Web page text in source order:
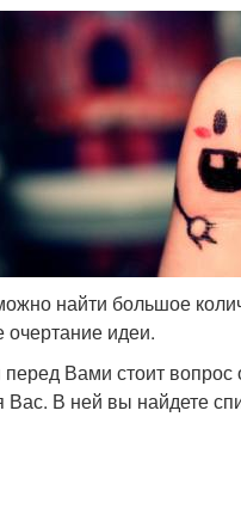
найти большое
очертание идеи.
Вами стоит
В ней вы найдете